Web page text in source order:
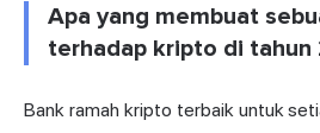
Apa yang membuat
terhadap kripto di tahun
Bank ramah kripto terbaik untuk